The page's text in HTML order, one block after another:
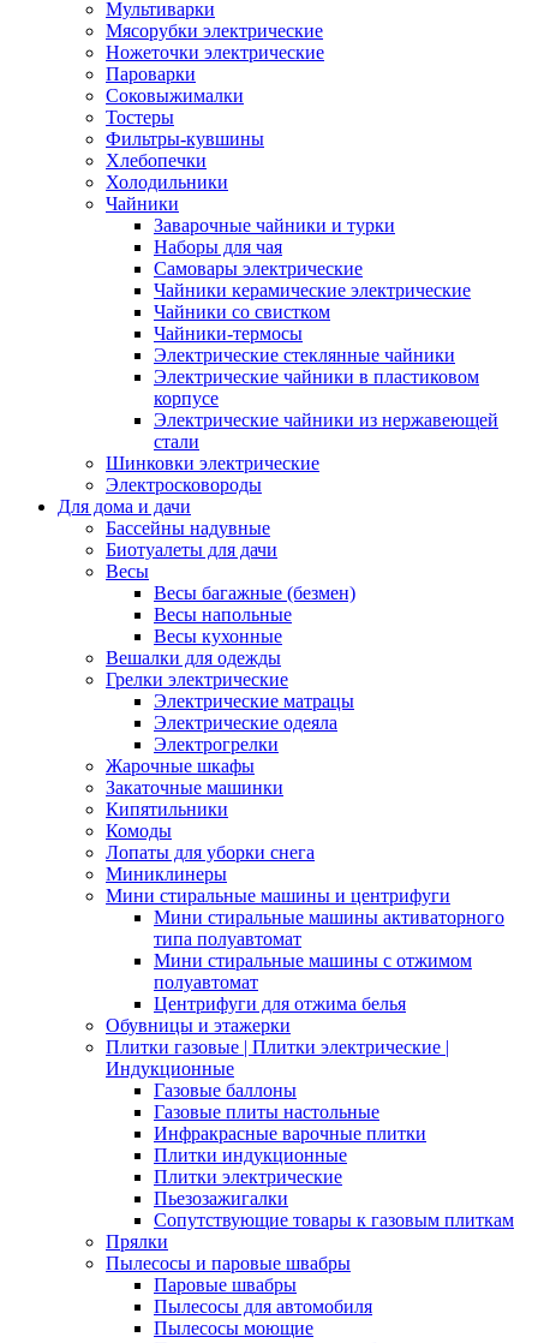
Мультиварки
Мясорубки электрические
Ножеточки электрические
Пароварки
Соковыжималки
Тостеры
Фильтры-кувшины
Хлебопечки
Холодильники
Чайники
Заварочные чайники и турки
Наборы для чая
Самовары электрические
Чайники керамические электрические
Чайники со свистком
Чайники-термосы
Электрические стеклянные чайники
Электрические чайники в пластиковом
корпусе
Электрические чайники из нержавеющей
стали
Шинковки электрические
Электросковороды
Для дома и дачи
Бассейны надувные
Биотуалеты для дачи
Весы
Весы багажные (безмен)
Весы напольные
Весы кухонные
Вешалки для одежды
Грелки электрические
Электрические матрацы
Электрические одеяла
Электрогрелки
Жарочные шкафы
Закаточные машинки
Кипятильники
Комоды
Лопаты для уборки снега
Миниклинеры
Мини стиральные машины и центрифуги
Мини стиральные машины активаторного
типа полуавтомат
Мини стиральные машины с отжимом
полуавтомат
Центрифуги для отжима белья
Обувницы и этажерки
Плитки газовые | Плитки электрические |
Индукционные
Газовые баллоны
Газовые плиты настольные
Инфракрасные варочные плитки
Плитки индукционные
Плитки электрические
Пьезозажигалки
Сопутствующие товары к газовым плиткам
Прялки
Пылесосы и паровые швабры
Паровые швабры
Пылесосы для автомобиля
Пылесосы моющие